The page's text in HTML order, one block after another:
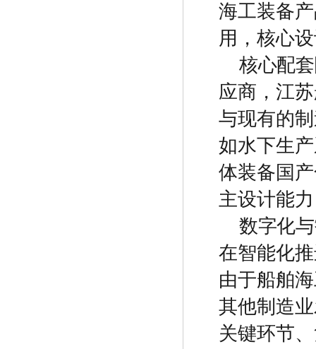
海工装备
用，核心
核心配
应商，江
与现有的
如水下生
体装备国
主设计能
数字化
在智能化
由于船舶
其他制造
关键环节